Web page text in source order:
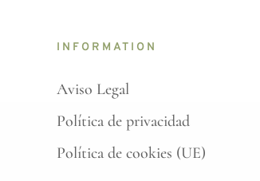
INFORMATION
Aviso Legal
Política de privacidad
Política de cookies (UE)